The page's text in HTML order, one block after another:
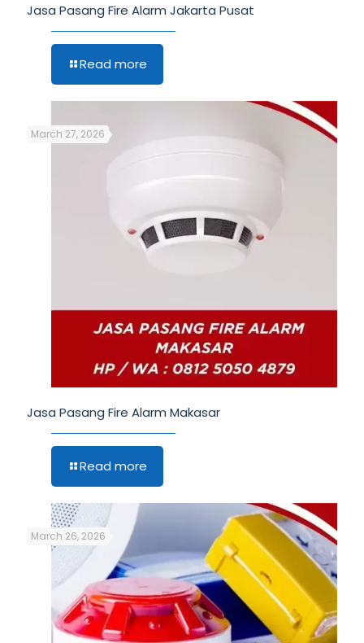
Jasa Pasang Fire Alarm Jakarta Pusat
Read more
March 27, 2026
Jasa Pasang Fire Alarm Makasar
Read more
March 26, 2026